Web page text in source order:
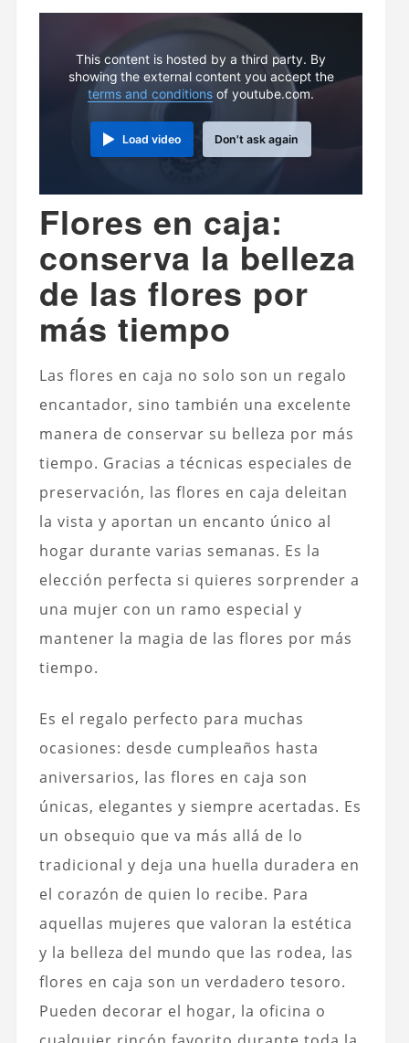
This content is hosted by a third party. By
showing the external content you accept the
terms and conditions of youtube.com.
Load video Don't ask again
Flores en caja:
conserva la belleza
de las flores por
más tiempo
Las flores en caja no solo son un regalo
encantador, sino también una excelente
manera de conservar su belleza por más
tiempo. Gracias a técnicas especiales de
preservación, las flores en caja deleitan
la vista y aportan un encanto único al
hogar durante varias semanas. Es la
elección perfecta si quieres sorprender a
una mujer con un ramo especial y
mantener la magia de las flores por más
tiempo.
Es el regalo perfecto para muchas
ocasiones: desde cumpleaños hasta
aniversarios, las flores en caja son
únicas, elegantes y siempre acertadas. Es
un obsequio que va más allá de lo
tradicional y deja una huella duradera en
el corazón de quien lo recibe. Para
aquellas mujeres que valoran la estética
y la belleza del mundo que las rodea, las
flores en caja son un verdadero tesoro.
Pueden decorar el hogar, la oficina o